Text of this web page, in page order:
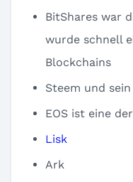
BitShares war
wurde schnell
Blockchains
Steem und
EOS ist eine
Lisk
Ark